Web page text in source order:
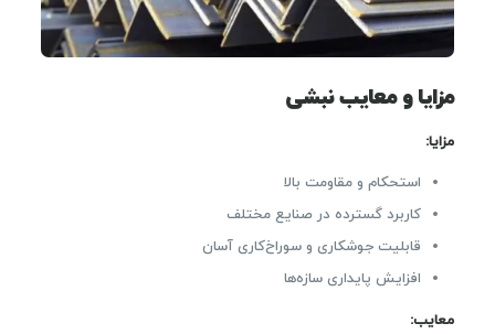
مزایا و معایب نبشی
مزایا:
استحکام و مقاومت بالا
کاربرد گسترده در صنایع مختلف
قابلیت جوشکاری و سوراخ‌کاری آسان
افزایش پایداری سازه‌ها
معایب: